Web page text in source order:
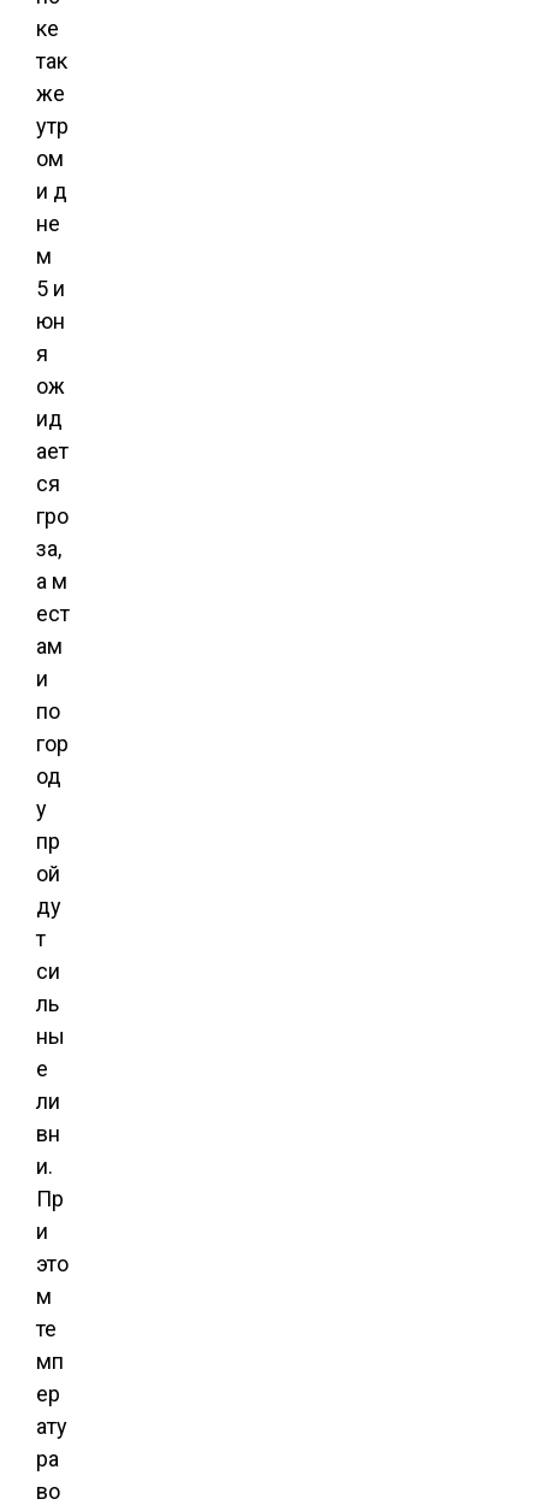
ке
так
же
утр
ом
и д
не
м
5 и
юн
я
ож
ид
ает
ся
гро
за,
а м
ест
ам
и
по
гор
од
у
пр
ой
ду
т
си
ль
ны
е
ли
вн
и.
Пр
и
это
м
те
мп
ер
ату
ра
во